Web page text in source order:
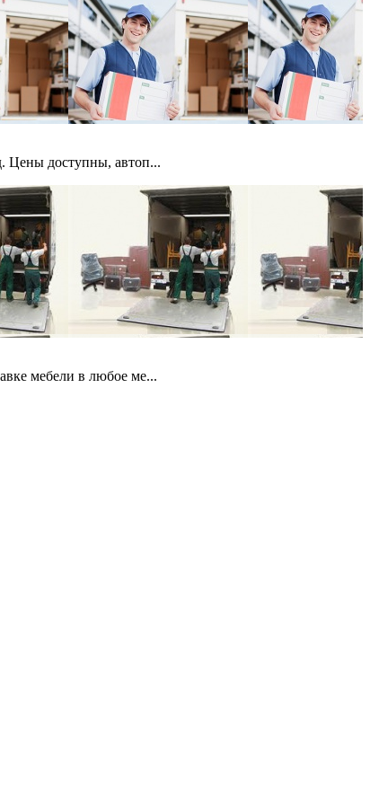
Цены доступны, автоп...
мебели в любое ме...